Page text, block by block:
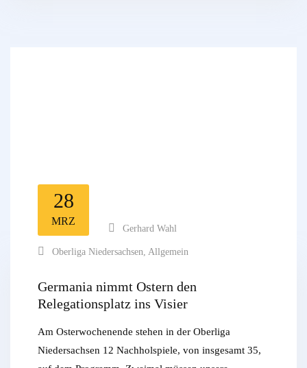
28
MRZ
Gerhard Wahl
Oberliga Niedersachsen Allgemein
Germania nimmt Ostern den
Relegationsplatz ins Visier
Am Osterwochenende stehen in der Oberliga
Niedersachsen 12 Nachholspiele, von insgesamt 35,